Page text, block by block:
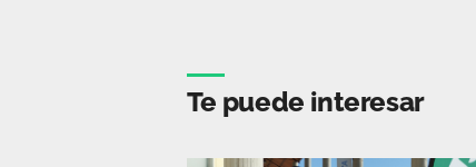
Te puede interesar